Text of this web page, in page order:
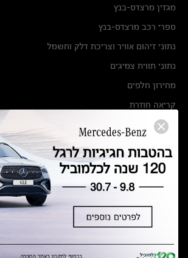
מגזין מרצדס-בנץ
ספרי רכב מרצדס-בנץ
נתוני זיהום אוויר וצריכת דלק וחשמל
נתוני תווית צמיגים
מחירון חלפים
קריאה חוזרת
הודעה על הטבות לרכבי מרצדס בהסדר פשרה בתצ 56447-02-19
תקנון ימי מכירות 120 לכלמוביל
מצאו אותנו
אולמות תצוגה